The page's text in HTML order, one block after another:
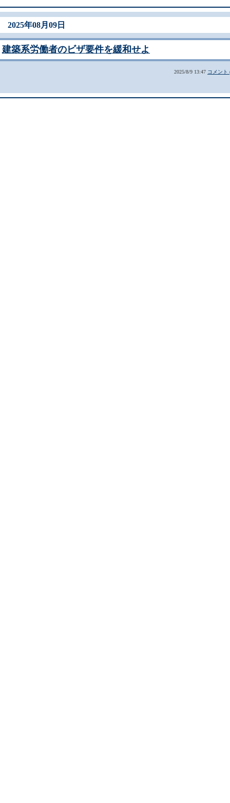
2025年08月09日
建築系労働者のビザ要件を緩和せよ
2025/8/9 13:47 コメント